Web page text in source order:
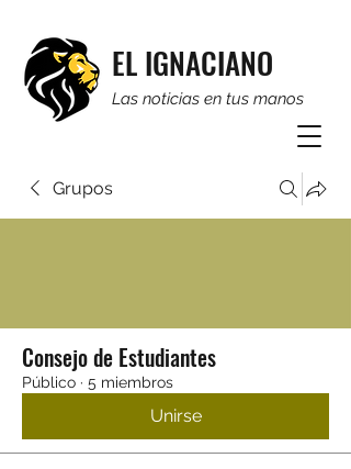
EL IGNACIANO
Las noticias en tus manos
Grupos
Consejo de Estudiantes
Público · 5 miembros
Unirse